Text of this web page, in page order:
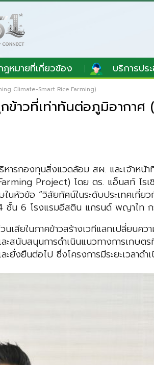
ฎหมายที่เกี่ยวข้อง บริการปร
Climate-Smart Rice Farming)
ข้าวที่เท่าทันต่อภูมิอาก
หารกองทุนสิ่งแวดล้อม สผ. และเจ้าหน้
Project) โดย ดร. แอ็นสท์ ไรเ
ในหัวข้อ “วิสัยทัศน์ในระดับประเทศเกี่
ชั้น 6 โรงแรมอีสติน แกรนด์ พญาไท
เสียในภาคข้าวสร้างเวทีแลกเปลี่ยนค
ะสนับสนุนการดำเนินแนวทางการเกษตร
ะยั่งยืนต่อไป ซึ่งโครงการมีระยะเวลา